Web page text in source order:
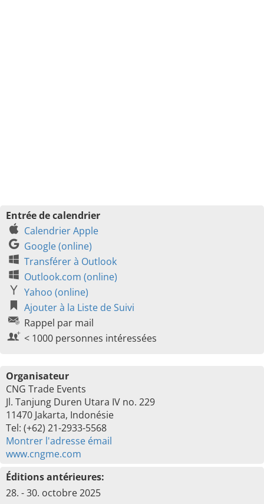
Entrée de calendrier
Calendrier Apple
Google (online)
Transférer à Outlook
Outlook.com (online)
Yahoo (online)
Ajouter à la Liste de Suivi
Rappel par mail
< 1000 personnes intéressées
Organisateur
CNG Trade Events
Jl. Tanjung Duren Utara IV no. 229
11470 Jakarta, Indonésie
Tel: (+62) 21-2933-5568
Montrer l'adresse émail
www.cngme.com
Éditions antérieures:
28. - 30. octobre 2025